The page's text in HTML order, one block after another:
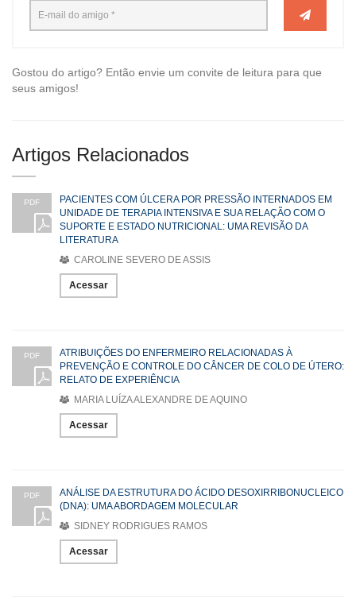
Gostou do artigo? Então envie um convite de leitura para que
seus amigos!
Artigos Relacionados
PDF
PACIENTES COM ÚLCERA POR PRESSÃO INTERNADOS EM
UNIDADE DE TERAPIA INTENSIVA E SUA RELAÇÃO COM O
SUPORTE E ESTADO NUTRICIONAL: UMA REVISÃO DA
LITERATURA
CAROLINE SEVERO DE ASSIS
Acessar
PDF
ATRIBUIÇÕES DO ENFERMEIRO RELACIONADAS À
PREVENÇÃO E CONTROLE DO CÂNCER DE COLO DE ÚTERO:
RELATO DE EXPERIÊNCIA
MARIA LUÍZA ALEXANDRE DE AQUINO
Acessar
PDF
ANÁLISE DA ESTRUTURA DO ÁCIDO DESOXIRRIBONUCLEICO
(DNA): UMA ABORDAGEM MOLECULAR
SIDNEY RODRIGUES RAMOS
Acessar